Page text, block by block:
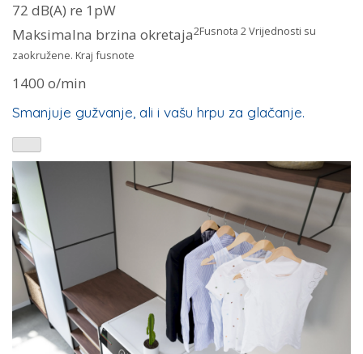
72 dB(A) re 1pW
Maksimalna brzina okretaja2Fusnota 2 Vrijednosti su
zaokružene. Kraj fusnote
1400 o/min
Smanjuje gužvanje, ali i vašu hrpu za glačanje.